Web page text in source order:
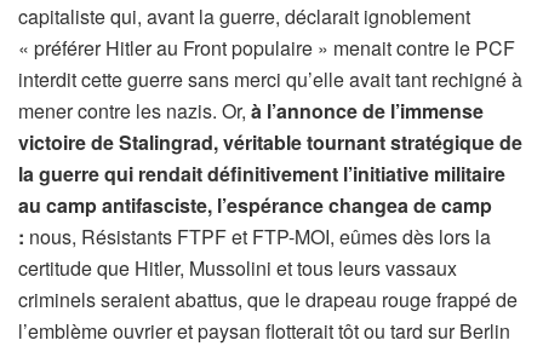
capitaliste qui, avant la guerre, déclarait ignoblement
« préférer Hitler au Front populaire » menait contre le PCF
interdit cette guerre sans merci qu’elle avait tant rechigné à
mener contre les nazis. Or, à l’annonce de l’immense
victoire de Stalingrad, véritable tournant stratégique de
la guerre qui rendait définitivement l’initiative militaire
au camp antifasciste, l’espérance changea de camp
: nous, Résistants FTPF et FTP-MOI, eûmes dès lors la
certitude que Hitler, Mussolini et tous leurs vassaux
criminels seraient abattus, que le drapeau rouge frappé de
l’emblème ouvrier et paysan flotterait tôt ou tard sur Berlin